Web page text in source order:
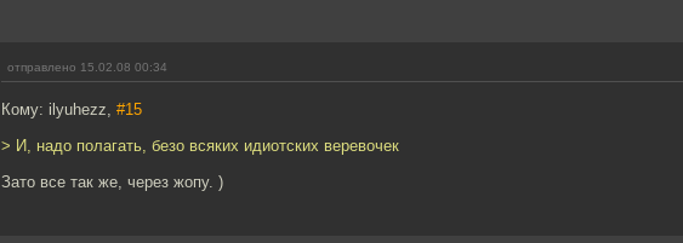
отправлено 15.02.08 00:34
Кому: ilyuhezz, #15
> И, надо полагать, безо всяких идиотских веревочек
Зато все так же, через жопу. )